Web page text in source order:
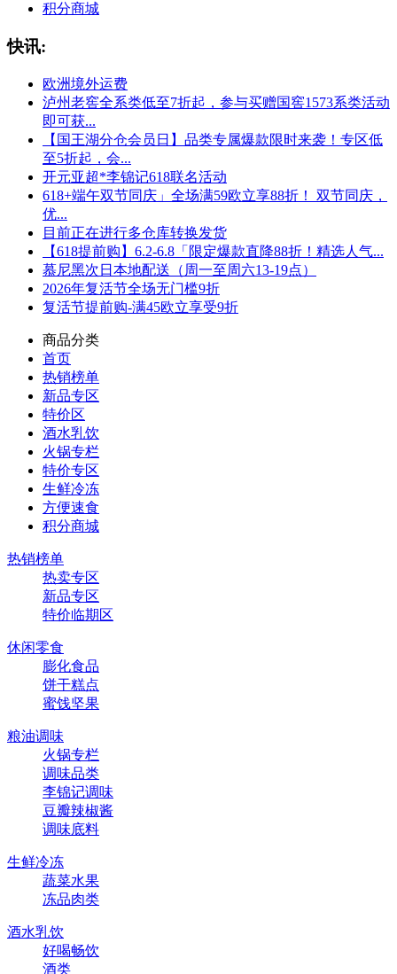
积分商城
快讯:
欧洲境外运费
泸州老窖全系类低至7折起，参与买赠国窖1573系类活动
即可获...
【国王湖分仓会员日】品类专属爆款限时来袭！专区低
至5折起，会...
开元亚超*李锦记618联名活动
618+端午双节同庆」全场满59欧立享88折！ 双节同庆，
优...
目前正在进行多仓库转换发货
【618提前购】6.2-6.8「限定爆款直降88折！精选人气...
慕尼黑次日本地配送（周一至周六13-19点）
2026年复活节全场无门槛9折
复活节提前购-满45欧立享受9折
商品分类
首页
热销榜单
新品专区
特价区
酒水乳饮
火锅专栏
特价专区
生鲜冷冻
方便速食
积分商城
热销榜单
热卖专区
新品专区
特价临期区
休闲零食
膨化食品
饼干糕点
蜜饯坚果
粮油调味
火锅专栏
调味品类
李锦记调味
豆瓣辣椒酱
调味底料
生鲜冷冻
蔬菜水果
冻品肉类
酒水乳饮
好喝畅饮
酒类